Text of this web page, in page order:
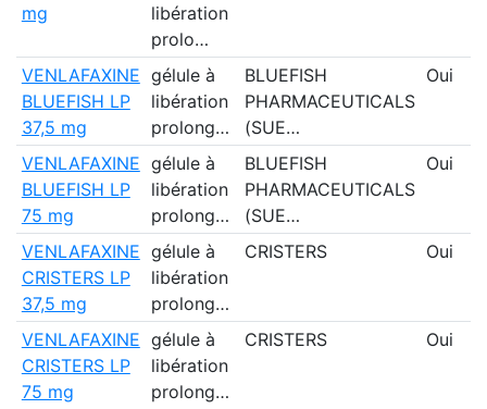
mg
libération
prolo…
VENLAFAXINE
BLUEFISH LP
37,5 mg
gélule à
libération
prolong…
BLUEFISH
PHARMACEUTICALS
(SUE…
Oui
VENLAFAXINE
BLUEFISH LP
75 mg
gélule à
libération
prolong…
BLUEFISH
PHARMACEUTICALS
(SUE…
Oui
VENLAFAXINE
CRISTERS LP
37,5 mg
gélule à
libération
prolong…
CRISTERS Oui
VENLAFAXINE
CRISTERS LP
75 mg
gélule à
libération
prolong…
CRISTERS Oui